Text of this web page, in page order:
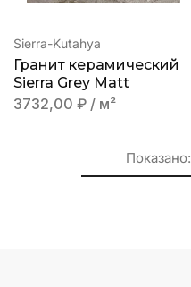
Sierra-Kutahya
Гранит керамический
Sierra Grey Matt
3732,00 ₽ / м²
Показано: